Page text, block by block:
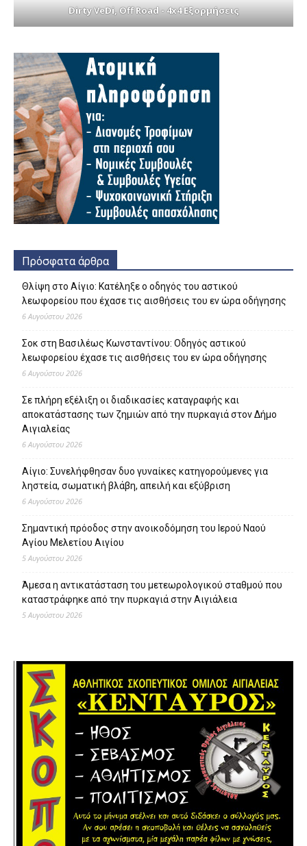
Dirty VeDi, Off Road - 4x4 Εξορμήσεις
Πρόσφατα άρθρα
Θλίψη στο Αίγιο: Κατέληξε ο οδηγός του αστικού
λεωφορείου που έχασε τις αισθήσεις του εν ώρα οδήγησης
6 Αυγούστου 2026
Σοκ στη Βασιλέως Κωνσταντίνου: Οδηγός αστικού
λεωφορείου έχασε τις αισθήσεις του εν ώρα οδήγησης
6 Αυγούστου 2026
Σε πλήρη εξέλιξη οι διαδικασίες καταγραφής και
αποκατάστασης των ζημιών από την πυρκαγιά στον Δήμο
Αιγιαλείας
6 Αυγούστου 2026
Αίγιο: Συνελήφθησαν δυο γυναίκες κατηγορούμενες για
ληστεία, σωματική βλάβη, απειλή και εξύβριση
6 Αυγούστου 2026
Σημαντική πρόοδος στην ανοικοδόμηση του Ιερού Ναού
Αγίου Μελετίου Αιγίου
5 Αυγούστου 2026
Άμεσα η αντικατάσταση του μετεωρολογικού σταθμού που
καταστράφηκε από την πυρκαγιά στην Αιγιάλεια
5 Αυγούστου 2026